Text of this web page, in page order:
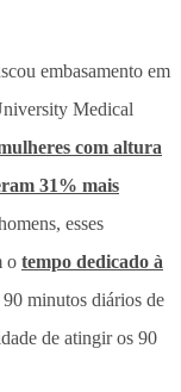
embasamento em
Medical
com altura
31% mais
esses
o tempo dedicado à
minutos diários de
de atingir os 90